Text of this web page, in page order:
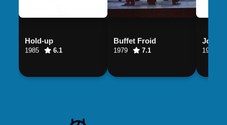
Hold-up
1985 6.1
Buffet Froid
1979 7.1 1984